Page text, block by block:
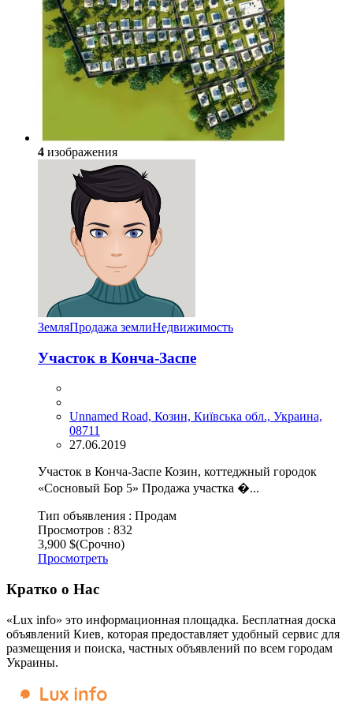
4 изображения
ЗемляПродажа землиНедвижимость
Участок в Конча-Заспе
Unnamed Road, Козин, Київська обл., Украина,
08711
27.06.2019
Участок в Конча-Заспе Козин, коттеджный городок
«Сосновый Бор 5» Продажа участка �...
Тип объявления : Продам
Просмотров : 832
3,900 $(Срочно)
Просмотреть
Кратко о Нас
«Lux info» это информационная площадка. Бесплатная доска
объявлений Киев, которая предоставляет удобный сервис для
размещения и поиска, частных объявлений по всем городам
Украины.